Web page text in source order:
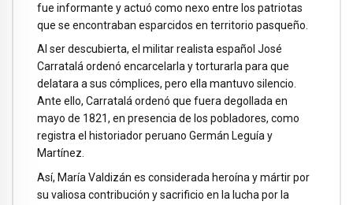
fue informante y actuó como nexo entre los patriotas
que se encontraban esparcidos en territorio pasqueño.
Al ser descubierta, el militar realista español José
Carratalá ordenó encarcelarla y torturarla para que
delatara a sus cómplices, pero ella mantuvo silencio.
Ante ello, Carratalá ordenó que fuera degollada en
mayo de 1821, en presencia de los pobladores, como
registra el historiador peruano Germán Leguía y
Martínez.
Así, María Valdizán es considerada heroína y mártir por
su valiosa contribución y sacrificio en la lucha por la